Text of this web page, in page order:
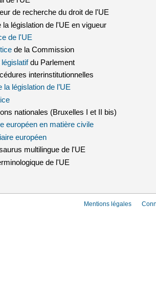
est externe)
de recherche du droit de l'UE
est externe)
législation de l'UE en vigueur
de l'UE
(le lien est externe)
de la Commission
(le lien est externe)
du Parlement
externe)interinstitutionnelles
la législation de l’UE
(le lien est externe)
externe)
nationales (Bruxelles I et II bis)
européen en matière civile(le lien est externe)
européen(le lien est externe)
est externe)multilingue de l'UE
externe) de l'UE
Mentions légales